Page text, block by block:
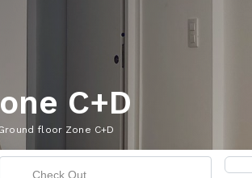
C+D
floor Zone C+D